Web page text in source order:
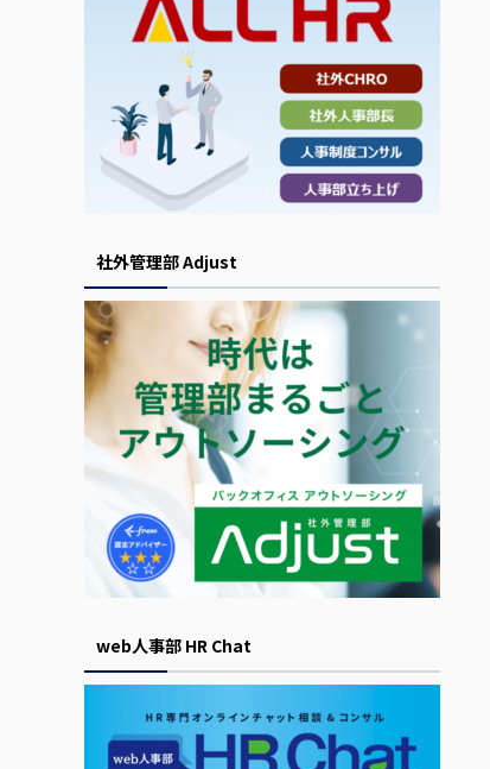
社外管理部 Adjust
web人事部 HR Chat